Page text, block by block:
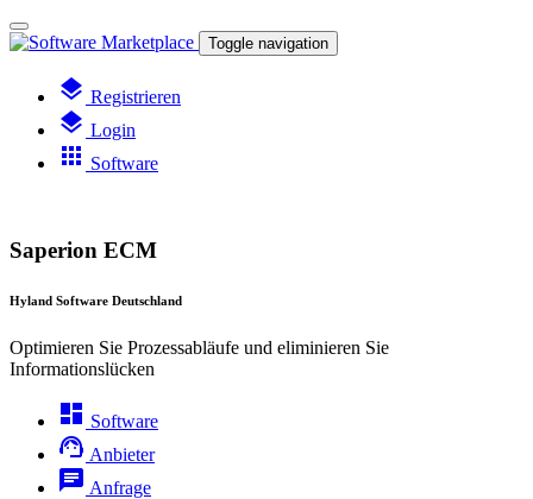
Toggle navigation
layers Registrieren
layers Login
apps Software
Saperion ECM
Hyland Software Deutschland
Optimieren Sie Prozessabläufe und eliminieren Sie
Informationslücken
dashboard Software
support_agent Anbieter
chat Anfrage